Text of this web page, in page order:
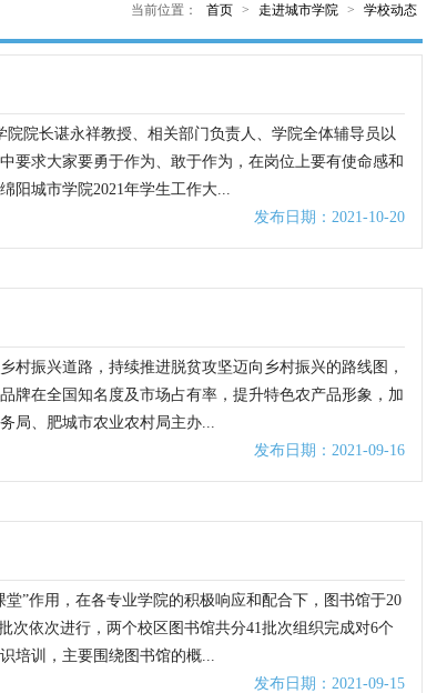
当前位置： 首页 > 走进城市学院 > 学校动态
院长谌永祥教授、相关部门负责人、学院全体辅导员以
要求大家要勇于作为、敢于作为，在岗位上要有使命感和
阳城市学院2021年学生工作大...
发布日期：2021-10-20
振兴道路，持续推进脱贫攻坚迈向乡村振兴的路线图，
牌在全国知名度及市场占有率，提升特色农产品形象，加
局、肥城市农业农村局主办...
发布日期：2021-09-16
”作用，在各专业学院的积极响应和配合下，图书馆于20
次依次进行，两个校区图书馆共分41批次组织完成对6个
培训，主要围绕图书馆的概...
发布日期：2021-09-15